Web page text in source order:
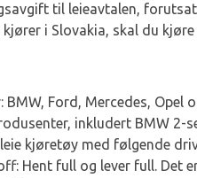
til leieavtalen,
i Slovakia, skal du kjøre
Ford, Mercedes, Opel
inkludert BMW 2-
kjøretøy med følgende
Hent full og lever full. Det